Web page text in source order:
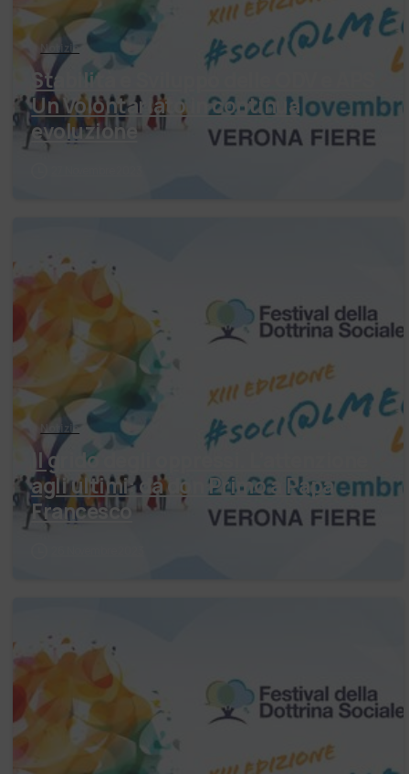
Notizie
Stabilità e Sviluppo delle ODV e APS
Un Volontariato in continua
evoluzione
Notizie
Il grido degli oppressi. L’attenzione
agli ultimi: da don Primo a Papa
Francesco